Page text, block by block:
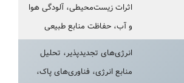
اثرات زیست‌محیطی، آلودگی هوا
و آب، حفاظت منابع طبیعی
انرژی‌های تجدیدپذیر، تحلیل
منابع انرژی، فناوری‌های پاک،